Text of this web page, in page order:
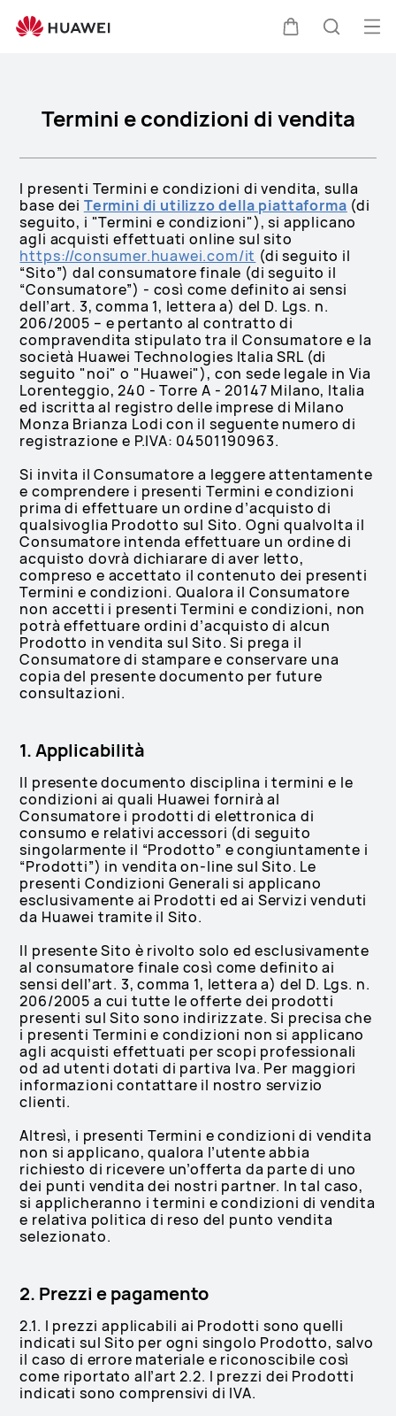
Apri
Termini e condizioni di vendita
I presenti Termini e condizioni di vendita, sulla
base dei Termini di utilizzo della piattaforma (di
seguito, i "Termini e condizioni"), si applicano
agli acquisti effettuati online sul sito
https://consumer.huawei.com/it (di seguito il
“Sito”) dal consumatore finale (di seguito il
“Consumatore”) - così come definito ai sensi
dell’art. 3, comma 1, lettera a) del D. Lgs. n.
206/2005 – e pertanto al contratto di
compravendita stipulato tra il Consumatore e la
società Huawei Technologies Italia SRL (di
seguito "noi" o "Huawei"), con sede legale in Via
Lorenteggio, 240 - Torre A - 20147 Milano, Italia
ed iscritta al registro delle imprese di Milano
Monza Brianza Lodi con il seguente numero di
registrazione e P.IVA: 04501190963.
Si invita il Consumatore a leggere attentamente
e comprendere i presenti Termini e condizioni
prima di effettuare un ordine d’acquisto di
qualsivoglia Prodotto sul Sito. Ogni qualvolta il
Consumatore intenda effettuare un ordine di
acquisto dovrà dichiarare di aver letto,
compreso e accettato il contenuto dei presenti
Termini e condizioni. Qualora il Consumatore
non accetti i presenti Termini e condizioni, non
potrà effettuare ordini d’acquisto di alcun
Prodotto in vendita sul Sito. Si prega il
Consumatore di stampare e conservare una
copia del presente documento per future
consultazioni.
1. Applicabilità
Il presente documento disciplina i termini e le
condizioni ai quali Huawei fornirà al
Consumatore i prodotti di elettronica di
consumo e relativi accessori (di seguito
singolarmente il “Prodotto” e congiuntamente i
“Prodotti”) in vendita on-line sul Sito. Le
presenti Condizioni Generali si applicano
esclusivamente ai Prodotti ed ai Servizi venduti
da Huawei tramite il Sito.
Il presente Sito è rivolto solo ed esclusivamente
al consumatore finale così come definito ai
sensi dell’art. 3, comma 1, lettera a) del D. Lgs. n.
206/2005 a cui tutte le offerte dei prodotti
presenti sul Sito sono indirizzate. Si precisa che
i presenti Termini e condizioni non si applicano
agli acquisti effettuati per scopi professionali
od ad utenti dotati di partiva Iva. Per maggiori
informazioni contattare il nostro servizio
clienti.
Altresì, i presenti Termini e condizioni di vendita
non si applicano, qualora l’utente abbia
richiesto di ricevere un’offerta da parte di uno
dei punti vendita dei nostri partner. In tal caso,
si applicheranno i termini e condizioni di vendita
e relativa politica di reso del punto vendita
selezionato.
2. Prezzi e pagamento
2.1. I prezzi applicabili ai Prodotti sono quelli
indicati sul Sito per ogni singolo Prodotto, salvo
il caso di errore materiale e riconoscibile così
come riportato all’art 2.2. I prezzi dei Prodotti
indicati sono comprensivi di IVA.